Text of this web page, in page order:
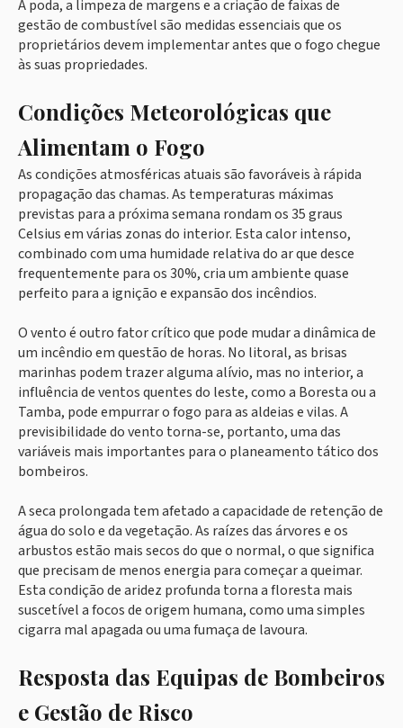
A poda, a limpeza de margens e a criação de faixas de
gestão de combustível são medidas essenciais que os
proprietários devem implementar antes que o fogo chegue
às suas propriedades.
Condições Meteorológicas que
Alimentam o Fogo
As condições atmosféricas atuais são favoráveis à rápida
propagação das chamas. As temperaturas máximas
previstas para a próxima semana rondam os 35 graus
Celsius em várias zonas do interior. Esta calor intenso,
combinado com uma humidade relativa do ar que desce
frequentemente para os 30%, cria um ambiente quase
perfeito para a ignição e expansão dos incêndios.
O vento é outro fator crítico que pode mudar a dinâmica de
um incêndio em questão de horas. No litoral, as brisas
marinhas podem trazer alguma alívio, mas no interior, a
influência de ventos quentes do leste, como a Boresta ou a
Tamba, pode empurrar o fogo para as aldeias e vilas. A
previsibilidade do vento torna-se, portanto, uma das
variáveis mais importantes para o planeamento tático dos
bombeiros.
A seca prolongada tem afetado a capacidade de retenção de
água do solo e da vegetação. As raízes das árvores e os
arbustos estão mais secos do que o normal, o que significa
que precisam de menos energia para começar a queimar.
Esta condição de aridez profunda torna a floresta mais
suscetível a focos de origem humana, como uma simples
cigarra mal apagada ou uma fumaça de lavoura.
Resposta das Equipas de Bombeiros
e Gestão de Risco